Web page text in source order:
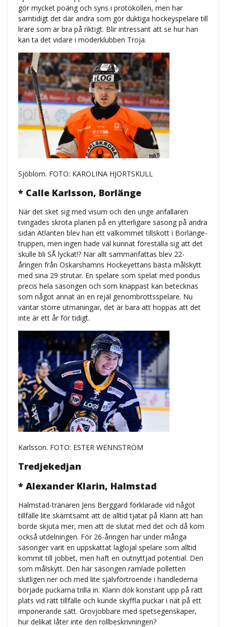
gör mycket poäng och syns i protokollen, men har
samtidigt det där andra som gör duktiga hockeyspelare till
lirare som är bra på riktigt. Blir intressant att se hur han
kan ta det vidare i moderklubben Troja.
Sjöblom. FOTO: KAROLINA HJORTSKULL
* Calle Karlsson, Borlänge
När det sket sig med visum och den unge anfallaren
tvingades skrota planen på en ytterligare säsong på andra
sidan Atlanten blev han ett välkommet tillskott i Borlänge-
truppen, men ingen hade väl kunnat föreställa sig att det
skulle bli SÅ lyckat!? När allt sammanfattas blev 22-
åringen från Oskarshamns Hockeyettans bästa målskytt
med sina 29 strutar. En spelare som spelat med pondus
precis hela säsongen och som knappast kan betecknas
som något annat än en rejäl genombrottsspelare. Nu
väntar större utmaningar, det är bara att hoppas att det
inte är ett år för tidigt.
Karlsson. FOTO: ESTER WENNSTRÖM
Tredjekedjan
* Alexander Klarin, Halmstad
Halmstad-tränaren Jens Berggard förklarade vid något
tillfälle lite skämtsamt att de alltid tjatat på Klarin att han
borde skjuta mer, men att de slutat med det och då kom
också utdelningen. För 26-åringen har under många
säsonger varit en uppskattat laglojal spelare som alltid
kommit till jobbet, men haft en outnyttjad potential. Den
som målskytt. Den här säsongen ramlade polletten
slutligen ner och med lite självförtroende i handlederna
började puckarna trilla in. Klarin dök konstant upp på rätt
plats vid rätt tillfälle och kunde skyffla puckar i nät på ett
imponerande sätt. Grovjobbare med spetsegenskaper,
hur delikat låter inte den rollbeskrivningen?